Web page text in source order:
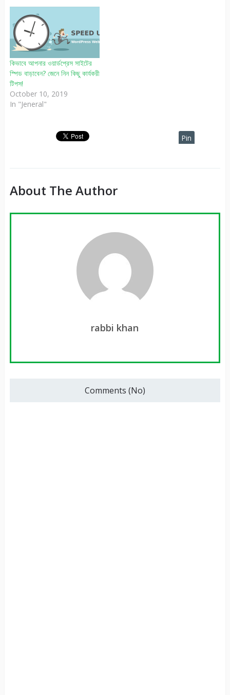
কিভাবে আপনার ওয়ার্ডপ্রেস সাইটের
স্পিড বাড়াবেন? জেনে নিন কিছু কার্যকরী
টিপস!
October 10, 2019
In "Jeneral"
Pin
About The Author
rabbi khan
Comments (No)